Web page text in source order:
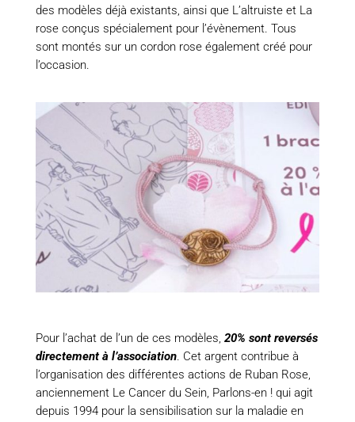
des modèles déjà existants, ainsi que L’altruiste et La
rose conçus spécialement pour l’évènement. Tous
sont montés sur un cordon rose également créé pour
l’occasion.
Pour l’achat de l’un de ces modèles, 20% sont reversés
directement à l’association. Cet argent contribue à
l’organisation des différentes actions de Ruban Rose,
anciennement Le Cancer du Sein, Parlons-en ! qui agit
depuis 1994 pour la sensibilisation sur la maladie en